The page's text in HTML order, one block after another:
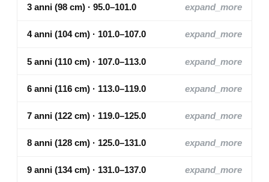
3 anni (98 cm) · 95.0–101.0 expand_more
4 anni (104 cm) · 101.0–107.0 expand_more
5 anni (110 cm) · 107.0–113.0 expand_more
6 anni (116 cm) · 113.0–119.0 expand_more
7 anni (122 cm) · 119.0–125.0 expand_more
8 anni (128 cm) · 125.0–131.0 expand_more
9 anni (134 cm) · 131.0–137.0 expand_more